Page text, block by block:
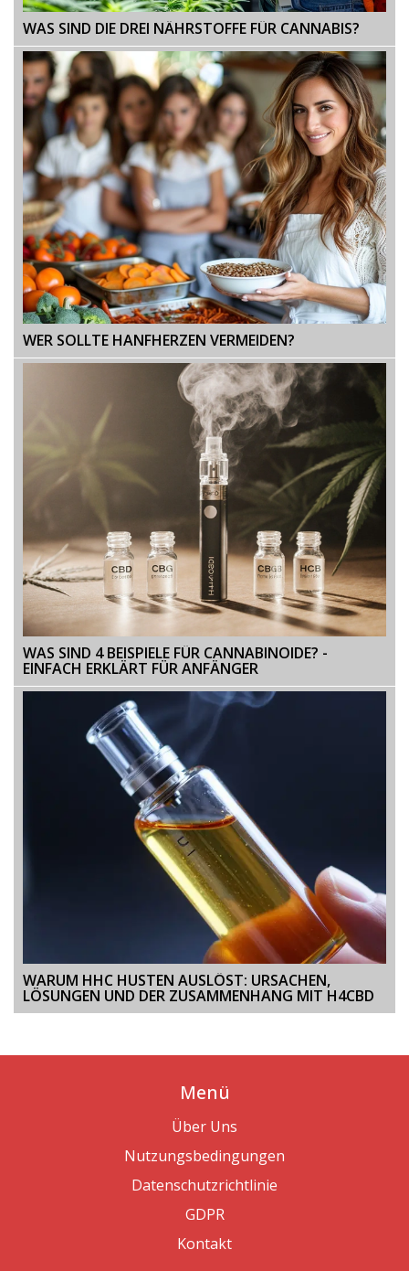
WAS SIND DIE DREI NÄHRSTOFFE FÜR CANNABIS?
WER SOLLTE HANFHERZEN VERMEIDEN?
WAS SIND 4 BEISPIELE FÜR CANNABINOIDE? -
EINFACH ERKLÄRT FÜR ANFÄNGER
WARUM HHC HUSTEN AUSLÖST: URSACHEN,
LÖSUNGEN UND DER ZUSAMMENHANG MIT H4CBD
Menü
Über Uns
Nutzungsbedingungen
Datenschutzrichtlinie
GDPR
Kontakt